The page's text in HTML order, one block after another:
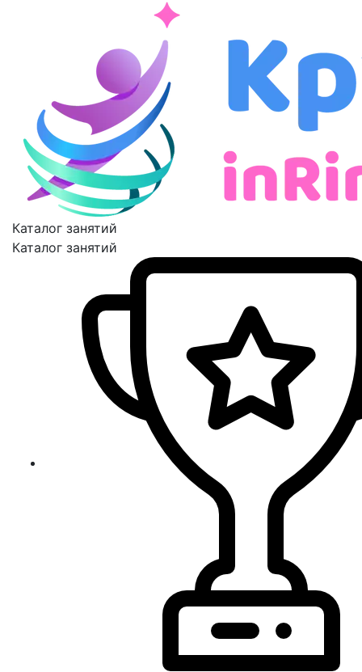
Каталог занятий
Каталог занятий